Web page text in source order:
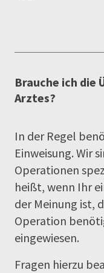
Brauche ich die
Arztes?
In der Regel
Einweisung. Wir
Operationen
heißt, wenn Ihr
der Meinung ist,
Operation
eingewiesen.
Fragen hierzu